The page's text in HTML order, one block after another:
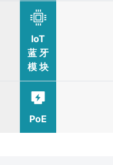
IoT
蓝 牙
模 块
PoE